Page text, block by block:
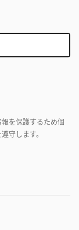
を保護するため個
守します。